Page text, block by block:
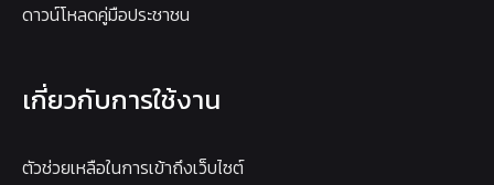
ดาวน์โหลดคู่มือประชาชน
เกี่ยวกับการใช้งาน
ตัวช่วยเหลือในการเข้าถึงเว็บไซต์